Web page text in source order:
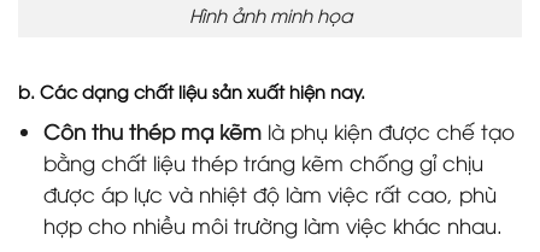
Hình ảnh minh họa
b. Các dạng chất liệu sản xuất hiện nay.
Côn thu thép mạ kẽmlà phụ kiện được chế tạo
bằng chất liệu thép tráng kẽm chống gỉ chịu
được áp lực và nhiệt độ làm việc rất cao, phù
hợp cho nhiều môi trường làm việc khác nhau.